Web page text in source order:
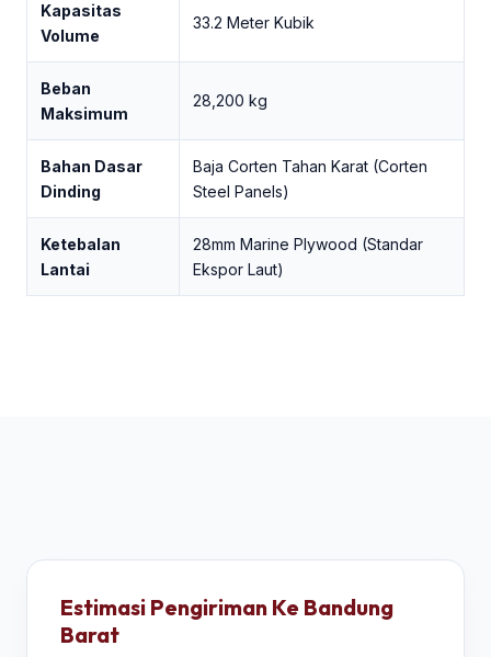
Kapasitas
Volume
33.2 Meter Kubik
Beban
Maksimum
28,200 kg
Bahan Dasar
Dinding
Baja Corten Tahan Karat (Corten
Steel Panels)
Ketebalan
Lantai
28mm Marine Plywood (Standar
Ekspor Laut)
Estimasi Pengiriman Ke Bandung
Barat